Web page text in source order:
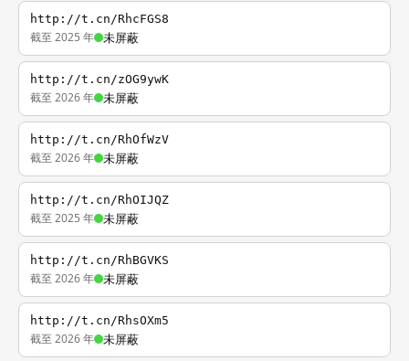
http://t.cn/RhcFGS8
截至 2025 年 未屏蔽
http://t.cn/zOG9ywK
截至 2026 年 未屏蔽
http://t.cn/RhOfWzV
截至 2026 年 未屏蔽
http://t.cn/RhOIJQZ
截至 2025 年 未屏蔽
http://t.cn/RhBGVKS
截至 2026 年 未屏蔽
http://t.cn/RhsOXm5
截至 2026 年 未屏蔽